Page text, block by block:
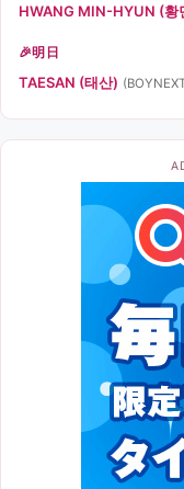
HWANG MIN-HYUN (황
明日
TAESAN (태산)